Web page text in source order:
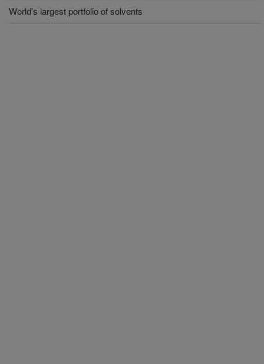
World's largest portfolio of solvents